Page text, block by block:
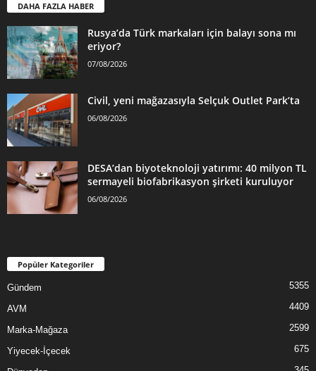
DAHA FAZLA HABER
Rusya’da Türk markaları için balayı sona mı
eriyor?
07/08/2026
Civil, yeni mağazasıyla Selçuk Outlet Park’ta
06/08/2026
DESA’dan biyoteknoloji yatırımı: 40 milyon TL
sermayeli biofabrikasyon şirketi kuruluyor
06/08/2026
Popüler Kategoriler
Gündem 5355
AVM 4409
Marka-Mağaza 2599
Yiyecek-İçecek 675